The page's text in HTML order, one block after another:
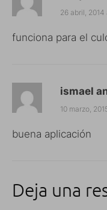
26 abril, 2014
funciona para el
ismael
10 marzo,
buena aplicación
Deja una